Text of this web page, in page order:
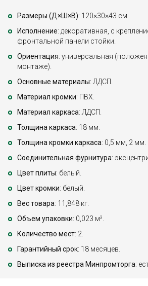
Размеры (Д×Ш×В): 120×30×43 см.
Исполнение: декоративная, с
фронтальной панели стойки.
Ориентация: универсальная
монтаже).
Основные материалы: ЛДСП.
Материал кромки: ПВХ.
Материал каркаса: ЛДСП.
Толщина каркаса: 18 мм.
Толщина кромки каркаса: 0,5 мм, 2 мм.
Соединительная фурнитура:
Цвет плиты: белый.
Цвет кромки: белый.
Вес товара: 11,848 кг.
Объем упаковки: 0,023 м3 .
Количество мест: 2.
Гарантийный срок: 18 месяцев.
Выписка из реестра Минпромторга: